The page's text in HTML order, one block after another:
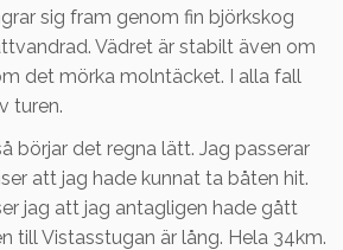
sig fram genom fin björkskog
Vädret är stabilt även om
det mörka molntäcket. I alla fall
turen.
börjar det regna lätt. Jag passerar
att jag hade kunnat ta båten hit.
jag att jag antagligen hade gått
till Vistasstugan är lång. Hela 34km.